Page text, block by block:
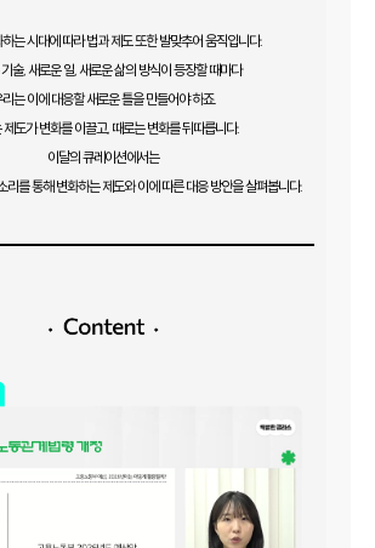
는 시대에 따라 법과 제도 또한 발맞추어 움직입니다.
술, 새로운 일, 새로운 삶의 방식이 등장할 때마다
는 이에 대응할 새로운 틀을 만들어야 하죠.
제도가 변화를 이끌고, 때로는 변화를 뒤따릅니다.
이달의 큐레이션에서는
리를 통해 변화하는 제도와 이에 따른 대응 방안을 살펴봅니다.